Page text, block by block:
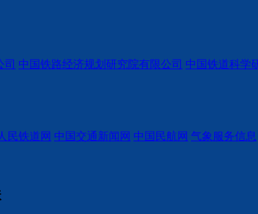
司 中国铁路经济规划研究院有限公司 中国铁道科学
人民铁道网 中国交通新闻网 中国民航网 气象服务信息